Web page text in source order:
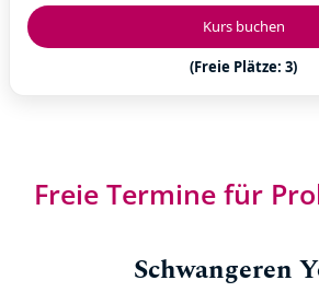
Kurs buchen
(Freie Plätze: 3)
Freie Termine für
Schwangeren